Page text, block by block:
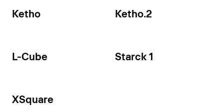
Ketho Ketho.2
L-Cube Starck 1
XSquare